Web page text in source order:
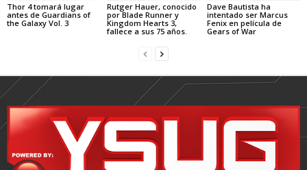
Thor 4 tomará lugar
antes de Guardians of
the Galaxy Vol. 3
Rutger Hauer, conocido
por Blade Runner y
Kingdom Hearts 3,
fallece a sus 75 años.
Dave Bautista ha
intentado ser Marcus
Fenix en película de
Gears of War